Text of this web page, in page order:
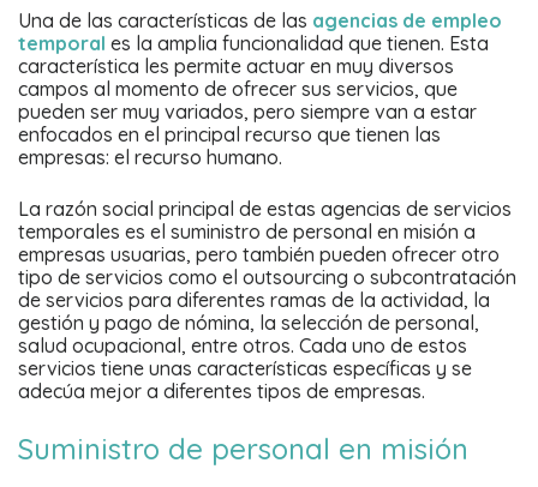
Una de las características de las agencias de empleo
temporal es la amplia funcionalidad que tienen. Esta
característica les permite actuar en muy diversos
campos al momento de ofrecer sus servicios, que
pueden ser muy variados, pero siempre van a estar
enfocados en el principal recurso que tienen las
empresas: el recurso humano.
La razón social principal de estas agencias de servicios
temporales es el suministro de personal en misión a
empresas usuarias, pero también pueden ofrecer otro
tipo de servicios como el outsourcing o subcontratación
de servicios para diferentes ramas de la actividad, la
gestión y pago de nómina, la selección de personal,
salud ocupacional, entre otros. Cada uno de estos
servicios tiene unas características específicas y se
adecúa mejor a diferentes tipos de empresas.
Suministro de personal en misión